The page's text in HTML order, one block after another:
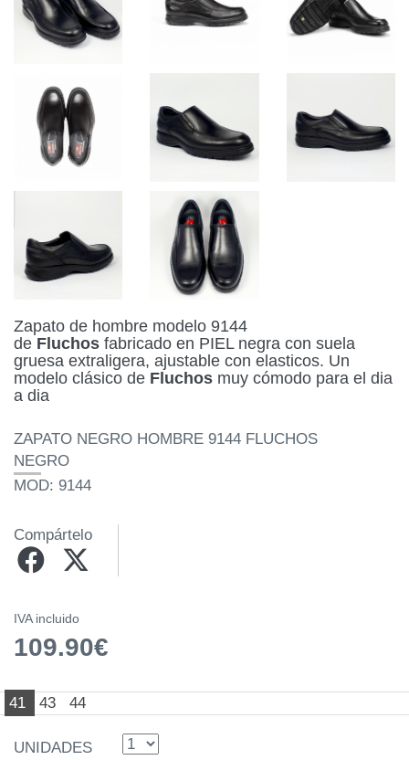
Zapato de hombre modelo 9144
de Fluchos fabricado en PIEL negra con suela
gruesa extraligera, ajustable con elasticos. Un
modelo clásico de Fluchos muy cómodo para el dia
a dia
ZAPATO NEGRO HOMBRE 9144 FLUCHOS
NEGRO
MOD: 9144
Compártelo
IVA incluido
109.90€
41 43 44
UNIDADES